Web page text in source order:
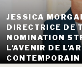
JESSICA
DIRECTRICE DE
NOMINATION
L’AVENIR DE
CONTEMPORAIN